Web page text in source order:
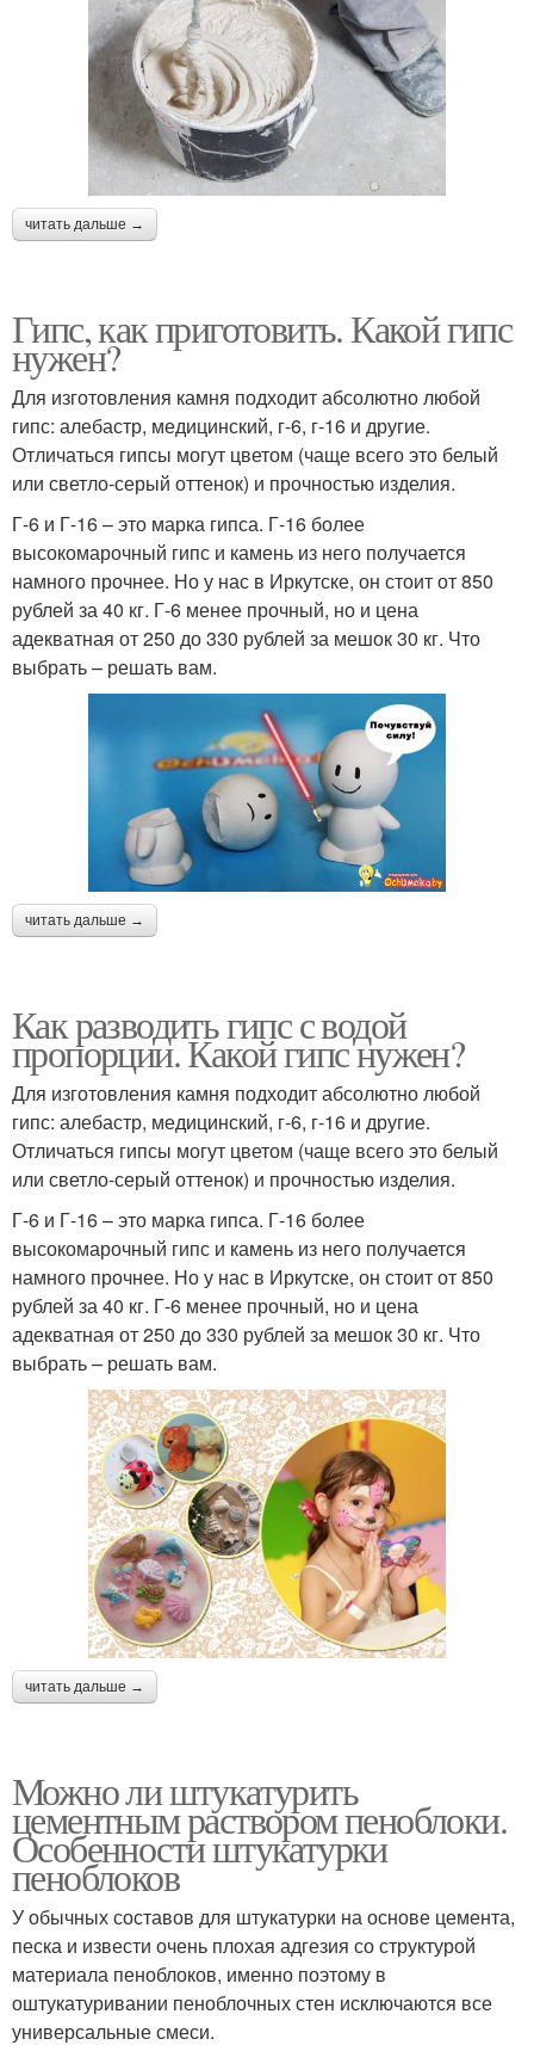
читать дальше →
Гипс, как приготовить. Какой гипс
нужен?
Для изготовления камня подходит абсолютно любой
гипс: алебастр, медицинский, г-6, г-16 и другие.
Отличаться гипсы могут цветом (чаще всего это белый
или светло-серый оттенок) и прочностью изделия.
Г-6 и Г-16 – это марка гипса. Г-16 более
высокомарочный гипс и камень из него получается
намного прочнее. Но у нас в Иркутске, он стоит от 850
рублей за 40 кг. Г-6 менее прочный, но и цена
адекватная от 250 до 330 рублей за мешок 30 кг. Что
выбрать – решать вам.
читать дальше →
Как разводить гипс с водой
пропорции. Какой гипс нужен?
Для изготовления камня подходит абсолютно любой
гипс: алебастр, медицинский, г-6, г-16 и другие.
Отличаться гипсы могут цветом (чаще всего это белый
или светло-серый оттенок) и прочностью изделия.
Г-6 и Г-16 – это марка гипса. Г-16 более
высокомарочный гипс и камень из него получается
намного прочнее. Но у нас в Иркутске, он стоит от 850
рублей за 40 кг. Г-6 менее прочный, но и цена
адекватная от 250 до 330 рублей за мешок 30 кг. Что
выбрать – решать вам.
читать дальше →
Можно ли штукатурить
цементным раствором пеноблоки.
Особенности штукатурки
пеноблоков
У обычных составов для штукатурки на основе цемента,
песка и извести очень плохая адгезия со структурой
материала пеноблоков, именно поэтому в
оштукатуривании пеноблочных стен исключаются все
универсальные смеси.